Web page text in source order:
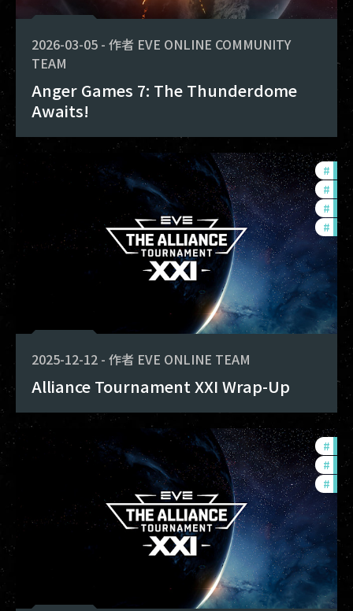
2026-03-05 - 作者 EVE ONLINE COMMUNITY
TEAM
Anger Games 7: The Thunderdome
Awaits!
#
#
# pvp
#
2025-12-12 - 作者 EVE ONLINE TEAM
Alliance Tournament XXI Wrap-Up
#
#
# pvp